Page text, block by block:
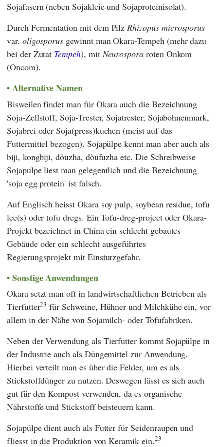
Sojafasern (neben Sojakleie und Sojaproteinisolat).
Durch Fermentation mit dem PilzRhizopus microsporus
var. oligosporus gewinnt man Okara-Tempeh (mehr dazu
bei der Zutat Tempeh), mitNeurospora roten Onkom
(Oncom).
Alternative Namen
Bisweilen findet man für Okara auch die Bezeichnung
Soja-Zellstoff, Soja-Trester, Sojatrester, Sojabohnenmark,
Sojabrei oder Soja(press)kuchen (meist auf das
Futtermittel bezogen). Sojapülpe kennt man aber auch als
biji, kongbiji, dòuzhā, dòufuzhā etc. Die Schreibweise
Sojapulpe liest man gelegentlich und die Bezeichnung
'soja egg protein' ist falsch.
Auf Englisch heisst Okara soy pulp, soybean residue, tofu
lee(s) oder tofu dregs. Ein Tofu-dreg-project oder Okara-
Projekt bezeichnet in China ein schlecht gebautes
Gebäude oder ein schlecht ausgeführtes
Regierungsprojekt mit Einsturzgefahr.
Sonstige Anwendungen
Okara setzt man oft in landwirtschaftlichen Betrieben als
Tierfutter23 für Schweine, Hühner und Milchkühe ein, vor
allem in der Nähe von Sojamilch- oder Tofufabriken.
Neben der Verwendung als Tierfutter kommt Sojapülpe in
der Industrie auch als Düngemittel zur Anwendung.
Hierbei verteilt man es über die Felder, um es als
Stickstoffdünger zu nutzen. Deswegen lässt es sich auch
gut für den Kompost verwenden, da es organische
Nährstoffe und Stickstoff beisteuern kann.
Sojapülpe dient auch als Futter für Seidenraupen und
fliesst in die Produktion von Keramik ein.23